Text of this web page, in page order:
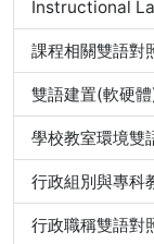
Instructional
課程相關雙語對
雙語建置(軟硬體
學校教室環境雙
行政組別與專科
行政職稱雙語對